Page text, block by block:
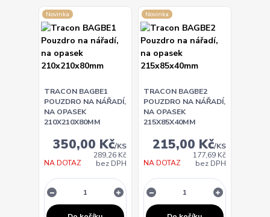
Novinka
TRACON BAGBE1
POUZDRO NA NÁŘADÍ,
NA OPASEK
210X210X80MM
350,00 Kč/KS
289,26 Kč
bez DPH
NA DOTAZ
Novinka
TRACON BAGBE2
POUZDRO NA NÁŘADÍ,
NA OPASEK
215X85X40MM
215,00 Kč/KS
177,69 Kč
bez DPH
NA DOTAZ